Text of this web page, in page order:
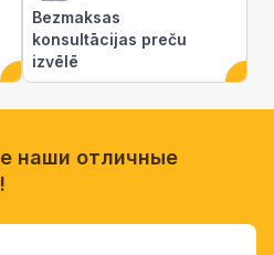
Bezmaksas
konsultācijas preču
izvēlē
наши отличные